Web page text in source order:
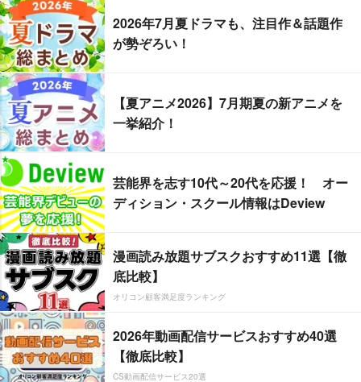
2026年7月夏ドラマも、注目作＆話題作
が勢ぞろい！
【夏アニメ2026】7月期夏の新アニメを
一挙紹介！
芸能界を志す10代～20代を応援！ オー
ディション・スクール情報はDeview
漫画読み放題サブスクおすすめ11選【徹
底比較】
オリコン顧客満足度ランキング
2026年動画配信サービスおすすめ40選
【徹底比較】
CS動画配信サービス20選